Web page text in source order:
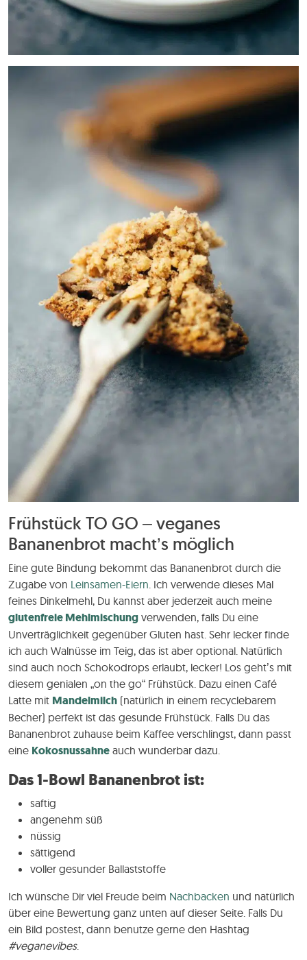
Frühstück TO GO – veganes
Bananenbrot macht’s möglich
Eine gute Bindung bekommt das Bananenbrot durch die
Zugabe von Leinsamen-Eiern . Ich verwende dieses Mal
feines Dinkelmehl, Du kannst aber jederzeit auch meine
glutenfreie Mehlmischung verwenden, falls Du eine
Unverträglichkeit gegenüber Gluten hast. Sehr lecker finde
ich auch Walnüsse im Teig, das ist aber optional. Natürlich
sind auch noch Schokodrops erlaubt, lecker! Los geht’s mit
diesem genialen „on the go“ Frühstück. Dazu einen Café
Latte mit Mandelmilch (natürlich in einem recyclebarem
Becher) perfekt ist das gesunde Frühstück. Falls Du das
Bananenbrot zuhause beim Kaffee verschlingst, dann passt
eine Kokosnussahne auch wunderbar dazu.
Das 1-Bowl Bananenbrot ist:
saftig
angenehm süß
nüssig
sättigend
voller gesunder Ballaststoffe
Ich wünsche Dir viel Freude beim Nachbacken und natürlich
über eine Bewertung ganz unten auf dieser Seite. Falls Du
ein Bild postest, dann benutze gerne den Hashtag
#veganevibes.